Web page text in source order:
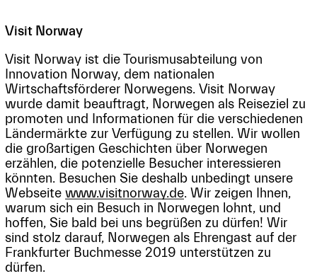
Visit Norway
Visit Norway ist die Tourismusabteilung von
Innovation Norway, dem nationalen
Wirtschaftsförderer Norwegens. Visit Norway
wurde damit beauftragt, Norwegen als Reiseziel zu
promoten und Informationen für die verschiedenen
Ländermärkte zur Verfügung zu stellen. Wir wollen
die großartigen Geschichten über Norwegen
erzählen, die potenzielle Besucher interessieren
könnten. Besuchen Sie deshalb unbedingt unsere
Webseite www.visitnorway.de. Wir zeigen Ihnen,
warum sich ein Besuch in Norwegen lohnt, und
hoffen, Sie bald bei uns begrüßen zu dürfen! Wir
sind stolz darauf, Norwegen als Ehrengast auf der
Frankfurter Buchmesse 2019 unterstützen zu
dürfen.